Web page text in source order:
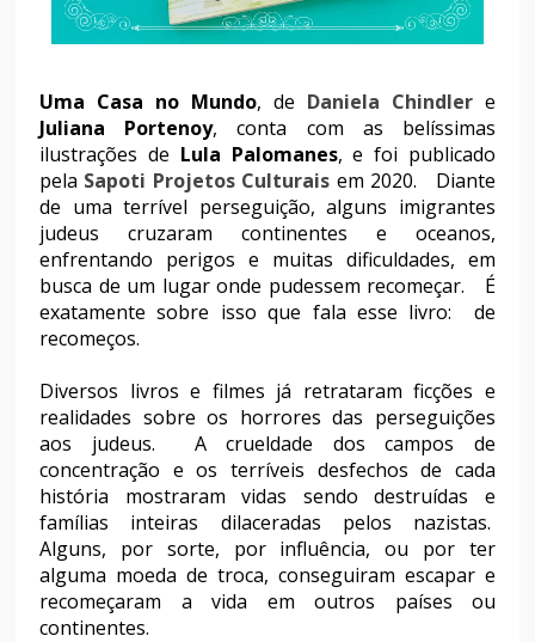
Uma Casa no Mundo, de Daniela Chindler e
Juliana Portenoy, conta com as belíssimas
ilustrações de Lula Palomanes, e foi publicado
pela Sapoti Projetos Culturais em 2020. Diante
de uma terrível perseguição, alguns imigrantes
judeus cruzaram continentes e oceanos,
enfrentando perigos e muitas dificuldades, em
busca de um lugar onde pudessem recomeçar. É
exatamente sobre isso que fala esse livro: de
recomeços.
Diversos livros e filmes já retrataram ficções e
realidades sobre os horrores das perseguições
aos judeus. A crueldade dos campos de
concentração e os terríveis desfechos de cada
história mostraram vidas sendo destruídas e
famílias inteiras dilaceradas pelos nazistas.
Alguns, por sorte, por influência, ou por ter
alguma moeda de troca, conseguiram escapar e
recomeçaram a vida em outros países ou
continentes.